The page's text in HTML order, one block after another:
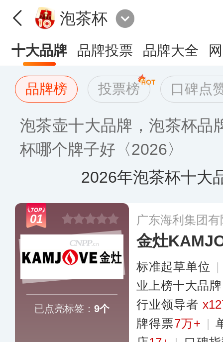
泡茶杯
十大品牌 品牌投票 品牌大全
品牌榜 投票榜 口碑点
泡茶壶十大品牌，泡茶杯品
杯哪个牌子好〈2026〉
2026年泡茶杯十大
01
已点亮标签： 9个
广东海利集团
金灶
标准起草单位 |
业上榜十大品牌
行业领导者
牌得票7万+ |